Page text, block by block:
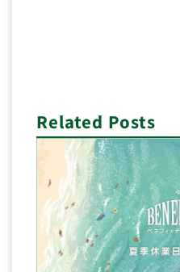
Related Posts